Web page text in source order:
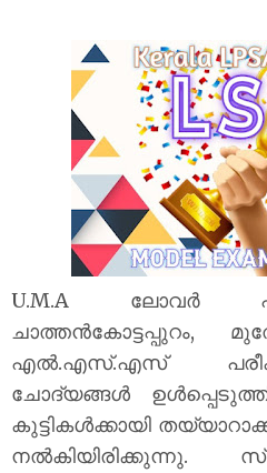
U.M.A ലോവർ
ചാത്തൻകോട്ടപ്പുറം,
എൽ.എസ്.എസ്
ചോദ്യങ്ങൾ
കുട്ടികൾക്കായി
നൽകിയിരിക്കുന്നു.